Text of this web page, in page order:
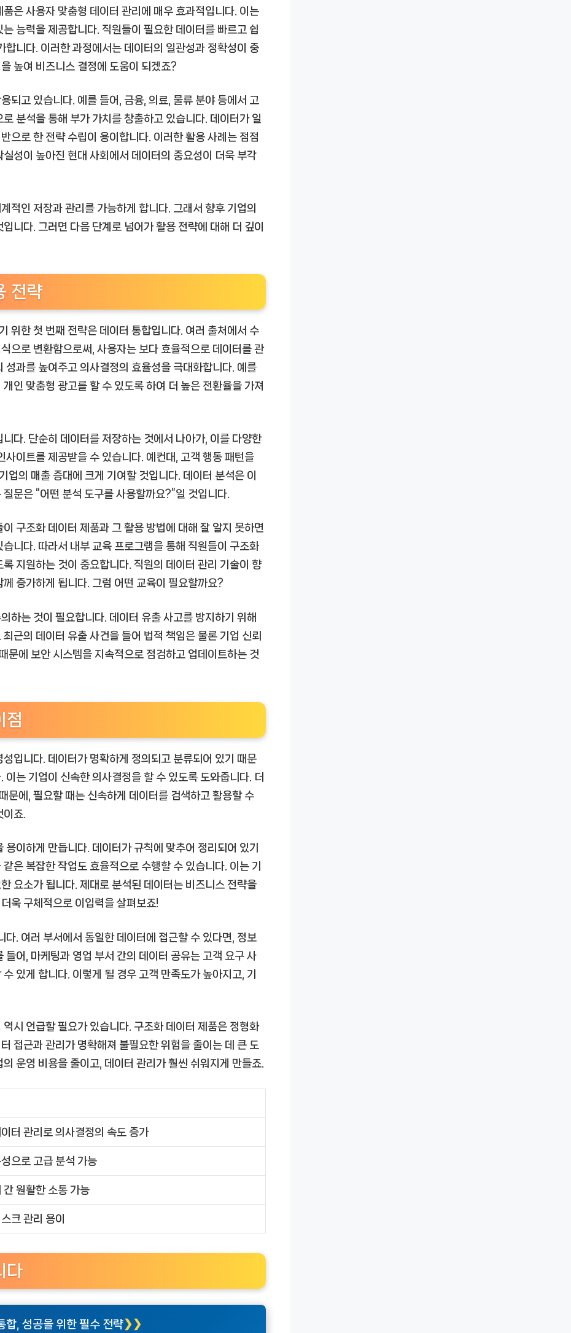
은 사용자 맞춤형 데이터 관리에 매우 효과적입니다. 이는
능력을 제공합니다. 직원들이 필요한 데이터를 빠르고 쉽
합니다. 이러한 과정에서는 데이터의 일관성과 정확성이 중
높여 비즈니스 결정에 도움이 되겠죠?
되고 있습니다. 예를 들어, 금융, 의료, 물류 분야 등에서 고
분석을 통해 부가 가치를 창출하고 있습니다. 데이터가 일
으로 한 전략 수립이 용이합니다. 이러한 활용 사례는 점점
성이 높아진 현대 사회에서 데이터의 중요성이 더욱 부각
적인 저장과 관리를 가능하게 합니다. 그래서 향후 기업의
니다. 그러면 다음 단계로 넘어가 활용 전략에 대해 더 깊이
전략
위한 첫 번째 전략은 데이터 통합입니다. 여러 출처에서 수
으로 변환함으로써, 사용자는 보다 효율적으로 데이터를 관
성과를 높여주고 의사결정의 효율성을 극대화합니다. 예를
인 맞춤형 광고를 할 수 있도록 하여 더 높은 전환율을 가져
다. 단순히 데이터를 저장하는 것에서 나아가, 이를 다양한
사이트를 제공받을 수 있습니다. 예컨대, 고객 행동 패턴을
업의 매출 증대에 크게 기여할 것입니다. 데이터 분석은 이
문은 “어떤 분석 도구를 사용할까요?”일 것입니다.
구조화 데이터 제품과 그 활용 방법에 대해 잘 알지 못하면
니다. 따라서 내부 교육 프로그램을 통해 직원들이 구조화
지원하는 것이 중요합니다. 직원의 데이터 관리 기술이 향
증가하게 됩니다. 그럼 어떤 교육이 필요할까요?
하는 것이 필요합니다. 데이터 유출 사고를 방지하기 위해
근의 데이터 유출 사건을 들어 법적 책임은 물론 기업 신뢰
문에 보안 시스템을 지속적으로 점검하고 업데이트하는 것
점
입니다. 데이터가 명확하게 정의되고 분류되어 있기 때문
는 기업이 신속한 의사결정을 할 수 있도록 도와줍니다. 더
문에, 필요할 때는 신속하게 데이터를 검색하고 활용할 수
죠.
이하게 만듭니다. 데이터가 규칙에 맞추어 정리되어 있기
은 복잡한 작업도 효율적으로 수행할 수 있습니다. 이는 기
요소가 됩니다. 제대로 분석된 데이터는 비즈니스 전략을
욱 구체적으로 이입력을 살펴보죠!
. 여러 부서에서 동일한 데이터에 접근할 수 있다면, 정보
어, 마케팅과 영업 부서 간의 데이터 공유는 고객 요구 사
있게 합니다. 이렇게 될 경우 고객 만족도가 높아지고, 기
시 언급할 필요가 있습니다. 구조화 데이터 제품은 정형화
접근과 관리가 명확해져 불필요한 위험을 줄이는 데 큰 도
운영 비용을 줄이고, 데이터 관리가 훨씬 쉬워지게 만들죠.
터 관리로 의사결정의 속도 증가
으로 고급 분석 가능
간 원활한 소통 가능
크 관리 용이
다
, 성공을 위한 필수 전략